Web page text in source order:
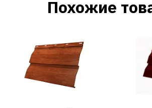
Похожие